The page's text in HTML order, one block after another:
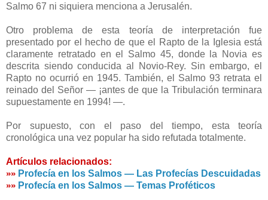
Salmo 67 ni siquiera menciona a Jerusalén.
Otro problema de esta teoría de interpretación fue
presentado por el hecho de que el Rapto de la Iglesia está
claramente retratado en el Salmo 45, donde la Novia es
descrita siendo conducida al Novio-Rey. Sin embargo, el
Rapto no ocurrió en 1945. También, el Salmo 93 retrata el
reinado del Señor — ¡antes de que la Tribulación terminara
supuestamente en 1994! —.
Por supuesto, con el paso del tiempo, esta teoría
cronológica una vez popular ha sido refutada totalmente.
Artículos relacionados:
»» Profecía en los Salmos — Las Profecías Descuidadas
»» Profecía en los Salmos — Temas Proféticos